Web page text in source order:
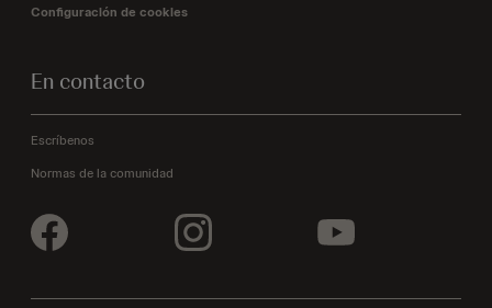
Configuración de cookies
En contacto
Escríbenos
Normas de la comunidad